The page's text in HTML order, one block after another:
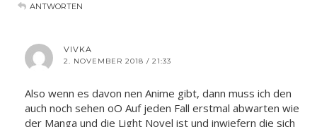
ANTWORTEN
VIVKA
2. NOVEMBER 2018 / 21:33
Also wenn es davon nen Anime gibt, dann muss ich den
auch noch sehen oO Auf jeden Fall erstmal abwarten wie
der Manga und die Light Novel ist und inwiefern die sich